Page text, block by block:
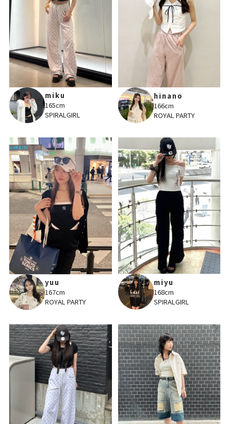
miku
165cm
SPIRALGIRL
hinano
166cm
ROYAL PARTY
yuu
167cm
ROYAL PARTY
miyu
168cm
SPIRALGIRL